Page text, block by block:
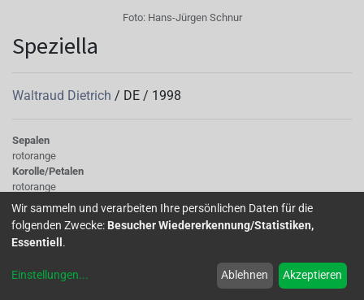
Foto: Hans-Jürgen Schnur
Speziella
Waltraud Dietrich / DE / 1998
Sepalen
rotorange
Korolle/Petalen
rotorange
Knospe/Blüte
einfach, mittelgross
Wuchs
stehend
Wir sammeln und verarbeiten Ihre persönlichen Daten für die
folgenden Zwecke: Besucher Wiedererkennung/Statistiken,
Essentiell .
Einstellungen... Ablehnen Akzeptieren